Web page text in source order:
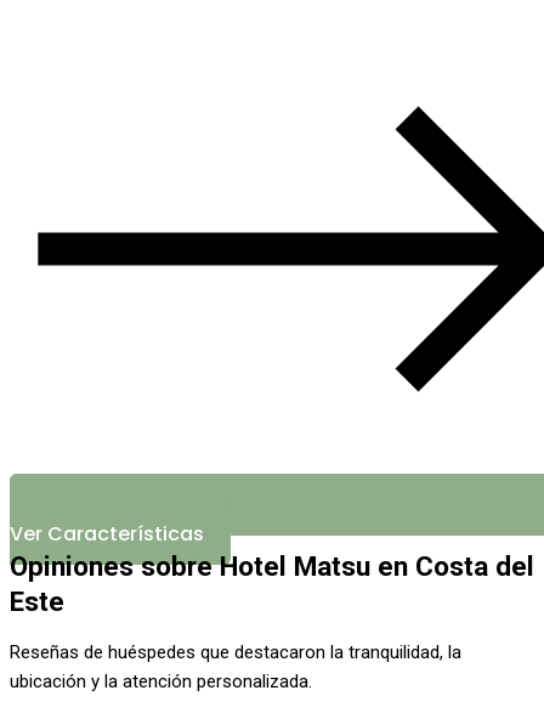
Ver Características
Opiniones sobre Hotel Matsu en Costa del
Este
Reseñas de huéspedes que destacaron la tranquilidad, la
ubicación y la atención personalizada.